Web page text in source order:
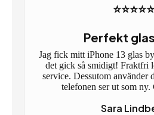
⭐⭐⭐⭐⭐
Perfekt
Jag fick mitt iPhone 13 glas
det gick så smidigt! Fraktfri
service. Dessutom använder
telefonen ser ut som
Sara